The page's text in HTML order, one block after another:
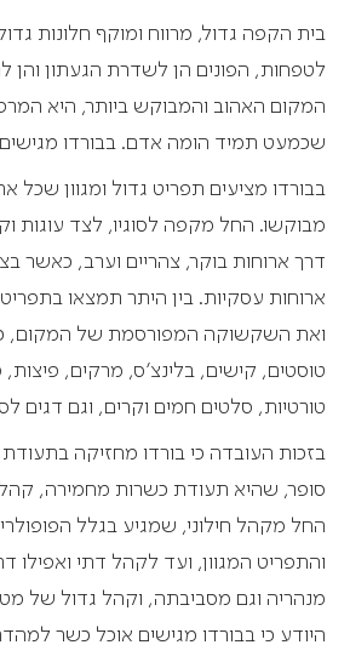
בית הקפה גדול, מרווח ומוקף חלונות
לטפחות, הפונים הן לשדרת הגעתון והן
המקום האהוב והמבוקש ביותר, היא
שכמעט תמיד הומה אדם. בבורדו
בבורדו מציעים תפריט גדול ומגוון שכל
מבוקשו. החל מקפה לסוגיו, לצד עוגות
דרך ארוחות בוקר, צהריים וערב, כאשר
ארוחות עסקיות. בין היתר תמצאו בתפריט
ואת השקשוקה המפורסמת של המקום,
טוסטים, קישים, בלינצ'ס, מרקים, פיצות,
טורטיות, סלטים חמים וקרים, וגם דגים
בזכות העובדה כי בורדו מחזיקה
סופר, שהיא תעודת כשרות מחמירה, קהל
החל מקהל חילוני, שמגיע בגלל
והתפריט המגוון, ועד לקהל דתי ואפילו
מנהריה וגם מסביבתה, וקהל גדול של
היודע כי בבורדו מגישים אוכל כשר